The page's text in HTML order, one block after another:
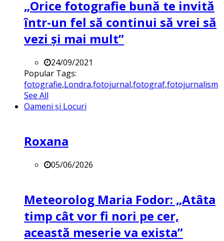
„Orice fotografie bună te invită
într-un fel să continui să vrei să
vezi și mai mult”
24/09/2021
Popular Tags:
fotografie,Londra,fotojurnal,fotograf,fotojurnalism
See All
Oameni și Locuri
Roxana
05/06/2026
Meteorolog Maria Fodor: „Atâta
timp cât vor fi nori pe cer,
această meserie va exista”